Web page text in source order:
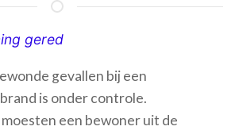
gered
gevallen bij een
is onder controle.
een bewoner uit de